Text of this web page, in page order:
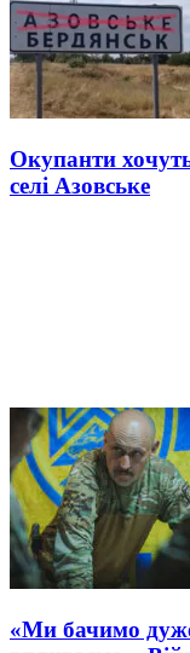
Окупанти
селі Азовське
«Ми бачимо